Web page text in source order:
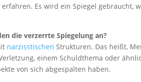
Es wird ein Spiegel gebraucht,
die verzerrte Spiegelung an?
narzisstischen Strukturen. Das heißt,
einem Schuldthema oder
von sich abgespalten haben.